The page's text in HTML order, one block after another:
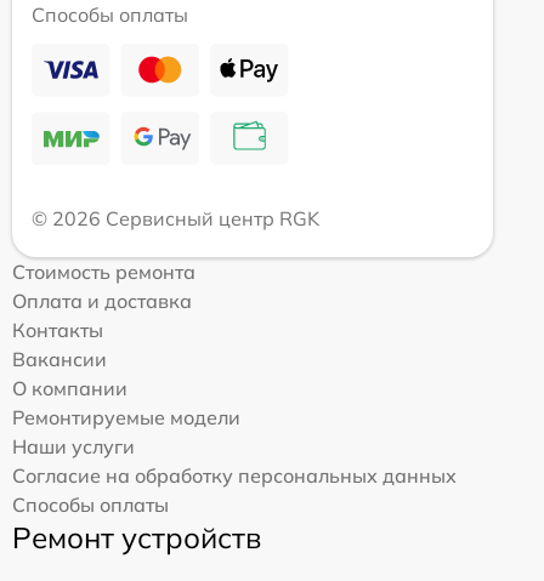
Способы оплаты
© 2026 Сервисный центр RGK
Стоимость ремонта
Оплата и доставка
Контакты
Вакансии
О компании
Ремонтируемые модели
Наши услуги
Согласие на обработку персональных данных
Способы оплаты
Ремонт устройств